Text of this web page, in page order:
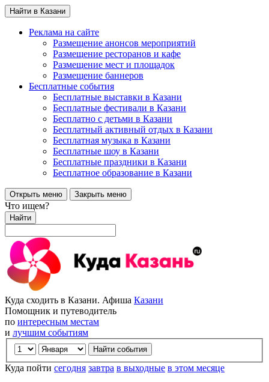
Найти в Казани
Реклама на сайте
Размещение анонсов мероприятий
Размещение ресторанов и кафе
Размещение мест и площадок
Размещение баннеров
Бесплатные события
Бесплатные выставки в Казани
Бесплатные фестивали в Казани
Бесплатно с детьми в Казани
Бесплатный активный отдых в Казани
Бесплатная музыка в Казани
Бесплатные шоу в Казани
Бесплатные праздники в Казани
Бесплатное образование в Казани
Открыть меню Закрыть меню
Что ищем?
Найти
Куда сходить в Казани. Афиша Казани
Помощник и путеводитель
по интересным местам
и лучшим событиям
Куда пойти сегодня завтра в выходные в этом месяце